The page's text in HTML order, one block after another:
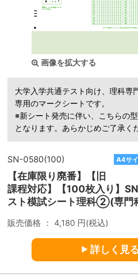
画像を拡大する
大学入学共通テスト向け、理科
専用のマークシートです。
※新シート発売に伴い、こちらの
となります。あらかじめご了承く
A4サ
SN-0580(100)
【在庫限り廃番】【旧
課程対応】【100枚入り】
スト模試シート理科②(専門
販売価格 ： 4,180 円(税込)
詳しく見